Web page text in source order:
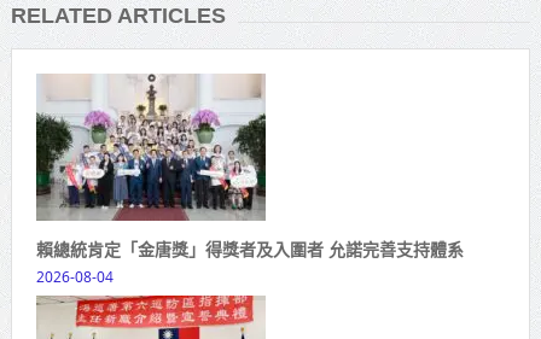
RELATED ARTICLES
賴總統肯定「金唐獎」得獎者及入圍者 允諾完善支持體系
2026-08-04